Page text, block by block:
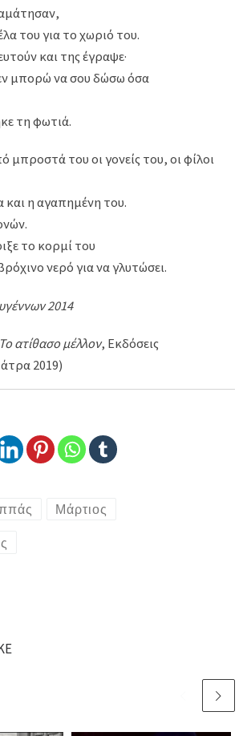
του για το χωριό του.
και της έγραψε·
μπορώ να σου δώσω όσα
τη φωτιά.
μπροστά του οι γονείς του, οι φίλοι
και η αγαπημένη του.
το κορμί του
νερό για να γλυτώσει.
2014
Το ατίθασο μέλλον, Εκδόσεις
2019)
Μάρτιος